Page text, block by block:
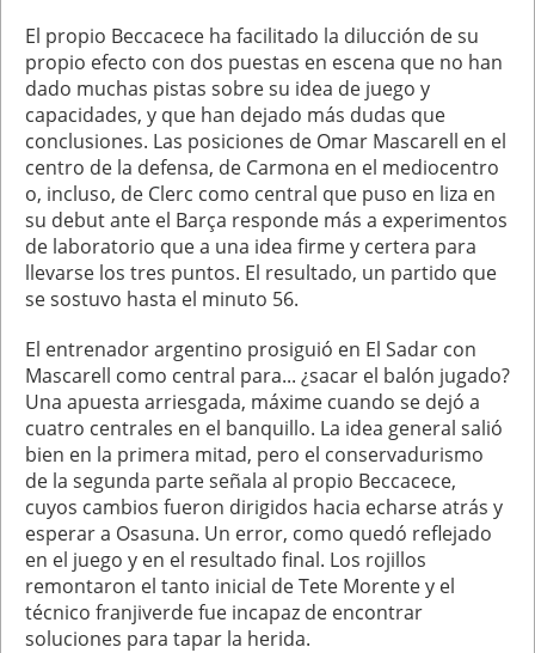
El propio Beccacece ha facilitado la dilucción de su
propio efecto con dos puestas en escena que no han
dado muchas pistas sobre su idea de juego y
capacidades, y que han dejado más dudas que
conclusiones. Las posiciones de Omar Mascarell en el
centro de la defensa, de Carmona en el mediocentro
o, incluso, de Clerc como central que puso en liza en
su debut ante el Barça responde más a experimentos
de laboratorio que a una idea firme y certera para
llevarse los tres puntos. El resultado, un partido que
se sostuvo hasta el minuto 56.
El entrenador argentino prosiguió en El Sadar con
Mascarell como central para... ¿sacar el balón jugado?
Una apuesta arriesgada, máxime cuando se dejó a
cuatro centrales en el banquillo. La idea general salió
bien en la primera mitad, pero el conservadurismo
de la segunda parte señala al propio Beccacece,
cuyos cambios fueron dirigidos hacia echarse atrás y
esperar a Osasuna. Un error, como quedó reflejado
en el juego y en el resultado final. Los rojillos
remontaron el tanto inicial de Tete Morente y el
técnico franjiverde fue incapaz de encontrar
soluciones para tapar la herida.